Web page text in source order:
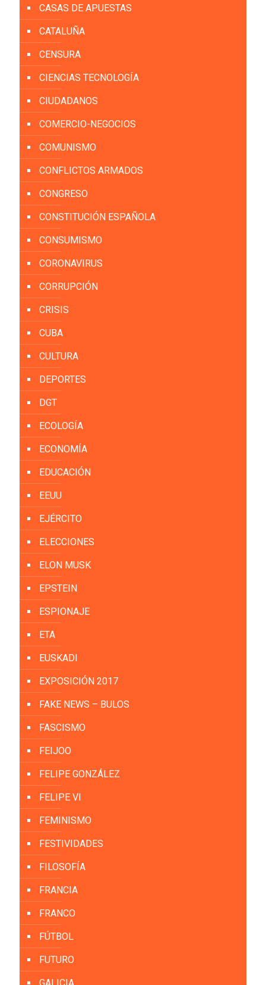
CASAS DE APUESTAS
CATALUÑA
CENSURA
CIENCIAS TECNOLOGÍA
CIUDADANOS
COMERCIO-NEGOCIOS
COMUNISMO
CONFLICTOS ARMADOS
CONGRESO
CONSTITUCIÓN ESPAÑOLA
CONSUMISMO
CORONAVIRUS
CORRUPCIÓN
CRISIS
CUBA
CULTURA
DEPORTES
DGT
ECOLOGÍA
ECONOMÍA
EDUCACIÓN
EEUU
EJÉRCITO
ELECCIONES
ELON MUSK
EPSTEIN
ESPIONAJE
ETA
EUSKADI
EXPOSICIÓN 2017
FAKE NEWS – BULOS
FASCISMO
FEIJOO
FELIPE GONZÁLEZ
FELIPE VI
FEMINISMO
FESTIVIDADES
FILOSOFÍA
FRANCIA
FRANCO
FÚTBOL
FUTURO